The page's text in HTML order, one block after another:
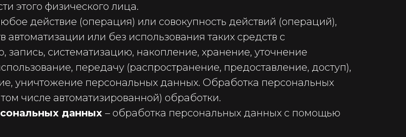
этого физического лица.
действие (операция) или совокупность действий (операций),
или без использования таких средств с
систематизацию, накопление, хранение, уточнение
передачу (распространение, предоставление, доступ),
уничтожение персональных данных. Обработка персональных
числе автоматизированной) обработки.
данных – обработка персональных данных с помощью